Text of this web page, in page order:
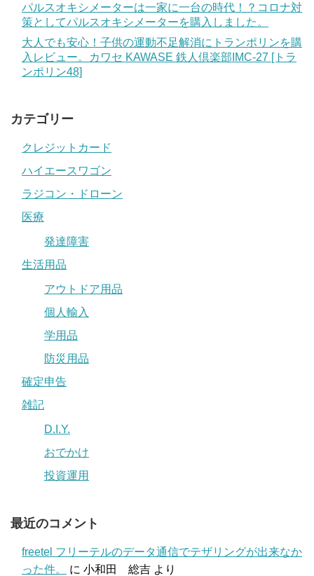
パルスオキシメーターは一家に一台の時代！？コロナ対
策としてパルスオキシメーターを購入しました。
大人でも安心！子供の運動不足解消にトランポリンを購
入レビュー。カワセ KAWASE 鉄人倶楽部IMC-27 [トラ
ンポリン48]
カテゴリー
クレジットカード
ハイエースワゴン
ラジコン・ドローン
医療
発達障害
生活用品
アウトドア用品
個人輸入
学用品
防災用品
確定申告
雑記
D.I.Y.
おでかけ
投資運用
最近のコメント
freetel フリーテルのデータ通信でテザリングが出来なか
った件。
に 小和田 総吉 より